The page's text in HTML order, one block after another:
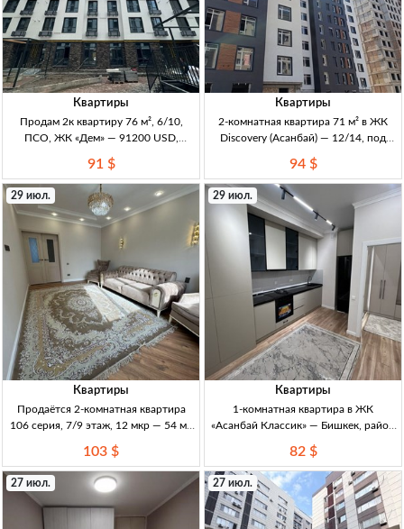
Квартиры
Продам 2к квартиру 76 м², 6/10,
ПСО, ЖК «Дем» — 91200 USD,
под самоотделку), кирпич, сквозн.
плн Север–Юг, НЕ угл., раздельный
санузе
91 $
Квартиры
2-комнатная квартира 71 м² в ЖК
Discovery (Асанбай) — 12/14, под
Discovery, СК Элит Хаус, ПСО, новый
дом, перспект. район, транспортная
до
94 $
29 июл.
Квартиры
Продаётся 2-комнатная квартира
106 серия, 7/9 этаж, 12 мкр — 54 м²,
106серия, 7/9эт, евроремонт,
54м²+лодж., центр.отопл., мебель/
техника, рядом инфраструк
103 $
29 июл.
Квартиры
1-комнатная квартира в ЖК
«Асанбай Классик» — Бишкек, район
ЖК «Асанбай Классик». 12-эт дом,
классич. стиль, витраж. остекл.
Витраж/ок
82 $
27 июл. 27 июл.